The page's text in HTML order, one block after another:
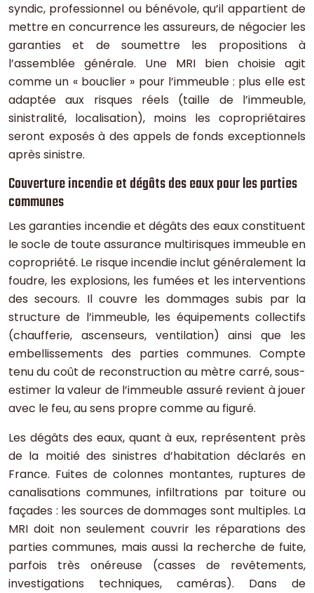
syndic, professionnel ou bénévole, qu’il appartient de
mettre en concurrence les assureurs, de négocier les
garanties et de soumettre les propositions à
l’assemblée générale. Une MRI bien choisie agit
comme un « bouclier » pour l’immeuble : plus elle est
adaptée aux risques réels (taille de l’immeuble,
sinistralité, localisation), moins les copropriétaires
seront exposés à des appels de fonds exceptionnels
après sinistre.
Couverture incendie et dégâts des eaux pour les parties
communes
Les garanties incendie et dégâts des eaux constituent
le socle de toute assurance multirisques immeuble en
copropriété. Le risque incendie inclut généralement la
foudre, les explosions, les fumées et les interventions
des secours. Il couvre les dommages subis par la
structure de l’immeuble, les équipements collectifs
(chaufferie, ascenseurs, ventilation) ainsi que les
embellissements des parties communes. Compte
tenu du coût de reconstruction au mètre carré, sous-
estimer la valeur de l’immeuble assuré revient à jouer
avec le feu, au sens propre comme au figuré.
Les dégâts des eaux, quant à eux, représentent près
de la moitié des sinistres d’habitation déclarés en
France. Fuites de colonnes montantes, ruptures de
canalisations communes, infiltrations par toiture ou
façades : les sources de dommages sont multiples. La
MRI doit non seulement couvrir les réparations des
parties communes, mais aussi la recherche de fuite,
parfois très onéreuse (casses de revêtements,
investigations techniques, caméras). Dans de